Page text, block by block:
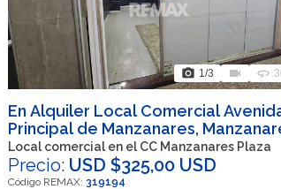
photo_camera 1/3 videocam 360
En Alquiler Local Comercial
Principal de Manzanares,
Caracas, Nuestra Señora del
Baruta, Miranda, 1080, VEN
Local comercial en el CC Manzanares Plaza
Precio: USD $325,00 USD
Código REMAX: 319194